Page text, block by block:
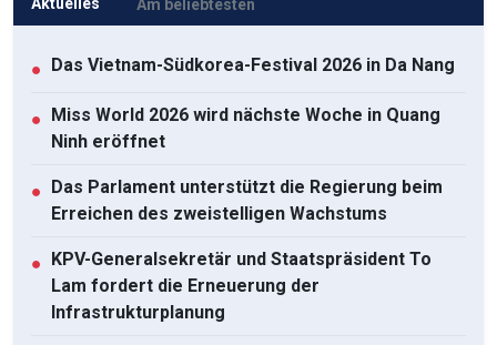
Am beliebtesten
● Das Vietnam-Südkorea-Festival 2026 in Da Nang
● Miss World 2026 wird nächste Woche in Quang
Ninh eröffnet
● Das Parlament unterstützt die Regierung beim
Erreichen des zweistelligen Wachstums
● KPV-Generalsekretär und Staatspräsident To
Lam fordert die Erneuerung der
Infrastrukturplanung